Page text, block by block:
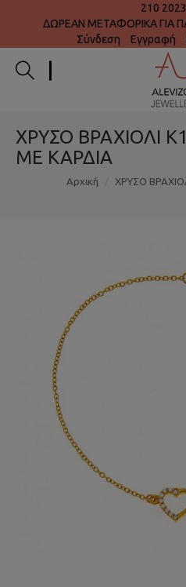
210
ΔΩΡΕΑΝ ΜΕΤΑΦΟΡΙΚΑ ΓΙΑ
Σύνδεση
Εγγραφή
ΧΡΥΣΟ ΒΡΑΧΙΟΛΙ
ΜΕ ΚΑΡΔΙΑ
Αρχική ΧΡΥΣΟ